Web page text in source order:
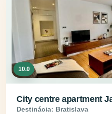
10.0
City centre apartment
Destinácia: Bratislava